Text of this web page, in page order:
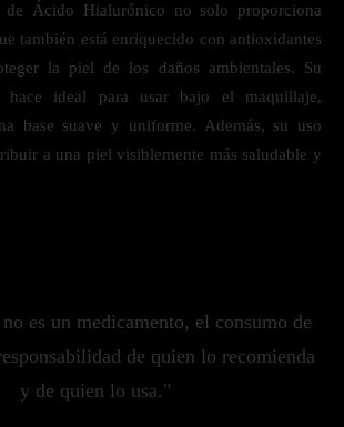
Ácido Hialurónico no solo proporciona
también está enriquecido con antioxidantes
la piel de los daños ambientales. Su
ideal para usar bajo el maquillaje,
base suave y uniforme. Además, su uso
a una piel visiblemente más saludable y
es un medicamento, el consumo de
de quien lo recomienda
y de quien lo usa."